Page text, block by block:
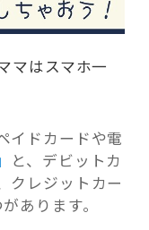
マはスマホ一
イドカードや電
と、デビットカ
クレジットカー
あります。